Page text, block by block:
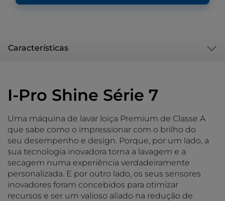
Características
I-Pro Shine Série 7
Uma máquina de lavar loiça Premium de Classe A
que sabe como o impressionar com o brilho do
seu desempenho e design. Porque, por um lado, a
sua tecnologia inovadora torna a lavagem e a
secagem numa experiência verdadeiramente
personalizada. E por outro lado, os seus sensores
inovadores foram concebidos para otimizar
recursos e ser um valioso aliado na redução de